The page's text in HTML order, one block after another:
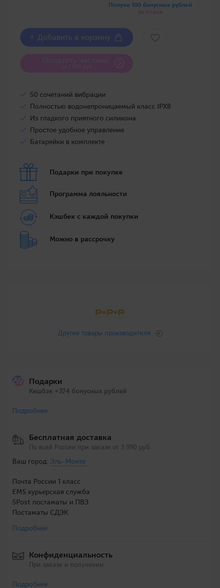
Получи 100 бонусных рублей
за отзыв
+ Добавить в корзину
50 сочетаний вибрации
Полностью водонепроницаемый класс IPX8
Из гладкого приятного силикона
Простое удобное управление
Батарейки в комплекте
Подарки при покупке
Программа лояльности
Кэшбек с каждой покупки
Можно в рассрочку
Другие товары производителя
Подарки
Кешбэк +374 бонусных рублей
Подробнее
Бесплатная доставка
По всей России при заказе от 3 990 руб.
Ваш город: Эль-Монте
Почта России 1 класс
EMS курьерская служба
5Post постаматы и ПВЗ
Постаматы СДЭК
Подробнее
Конфиденциальность
При заказе и получении
Подробнее